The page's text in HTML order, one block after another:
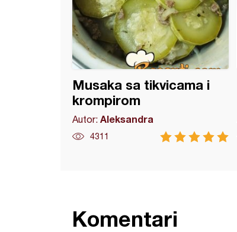
Musaka sa tikvicama i
krompirom
Autor: Aleksandra
4311
Komentari